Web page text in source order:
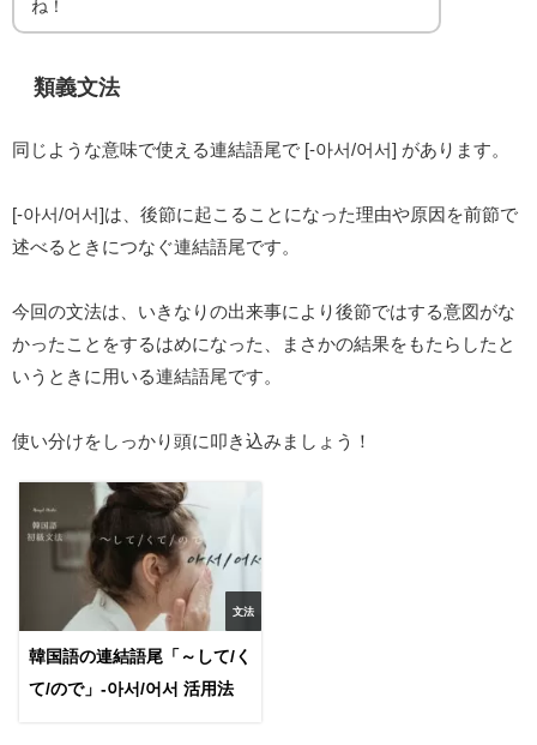
ね！
類義文法
同じような意味で使える連結語尾で [-아서/어서] があります。
[-아서/어서]は、後節に起こることになった理由や原因を前節で
述べるときにつなぐ連結語尾です。
今回の文法は、いきなりの出来事により後節ではする意図がな
かったことをするはめになった、まさかの結果をもたらしたと
いうときに用いる連結語尾です。
使い分けをしっかり頭に叩き込みましょう！
文法
韓国語の連結語尾「～して/く
て/ので」-아서/어서 活用法